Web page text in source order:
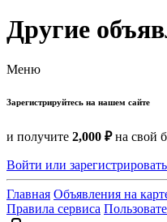
Другие
Меню
Зарегистрируйтесь на нашем сайте
и получите 2,000 ₽на свой
Войти или
Главная Объявления на
Правила сервиса